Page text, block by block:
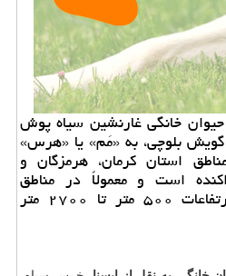
خانگی غارنشین سیاه پوش
بلوچی، به «مَم» یا «هرس»
استان كرمان، هرمزگان و
است و معمولاً در مناطق
كوهستانی و جنگلی در ارتفاعات ۵۰۰ متر تا ۲۷۰۰ متر